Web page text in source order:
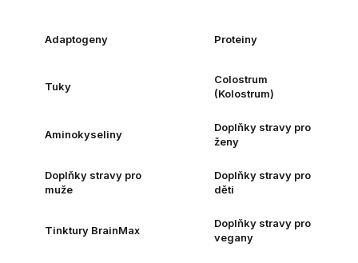
Adaptogeny Proteiny
Tuky
Colostrum
(Kolostrum)
Aminokyseliny
Doplňky stravy pro
ženy
Doplňky stravy pro
muže
Doplňky stravy pro
děti
Tinktury BrainMax
Doplňky stravy pro
vegany